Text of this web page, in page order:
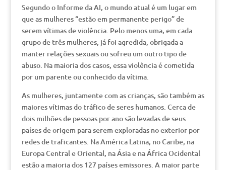
Segundo o Informe da AI, o mundo atual é um lugar em
que as mulheres “estão em permanente perigo” de
serem vítimas de violência. Pelo menos uma, em cada
grupo de três mulheres, já foi agredida, obrigada a
manter relações sexuais ou sofreu um outro tipo de
abuso. Na maioria dos casos, essa violência é cometida
por um parente ou conhecido da vítima.
As mulheres, juntamente com as crianças, são também as
maiores vítimas do tráfico de seres humanos. Cerca de
dois milhões de pessoas por ano são levadas de seus
países de origem para serem exploradas no exterior por
redes de traficantes. Na América Latina, no Caribe, na
Europa Central e Oriental, na Ásia e na África Ocidental
estão a maioria dos 127 países emissores. A maior parte